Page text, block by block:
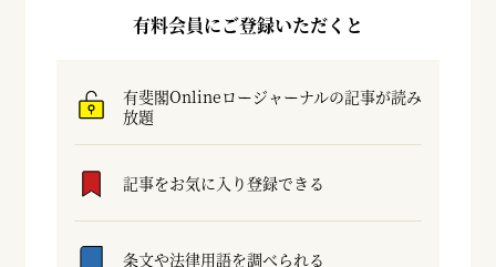
有料会員にご登録いただくと
有斐閣Onlineロージャーナルの記事が読み
放題
記事をお気に入り登録できる
条文や法律用語を調べられる